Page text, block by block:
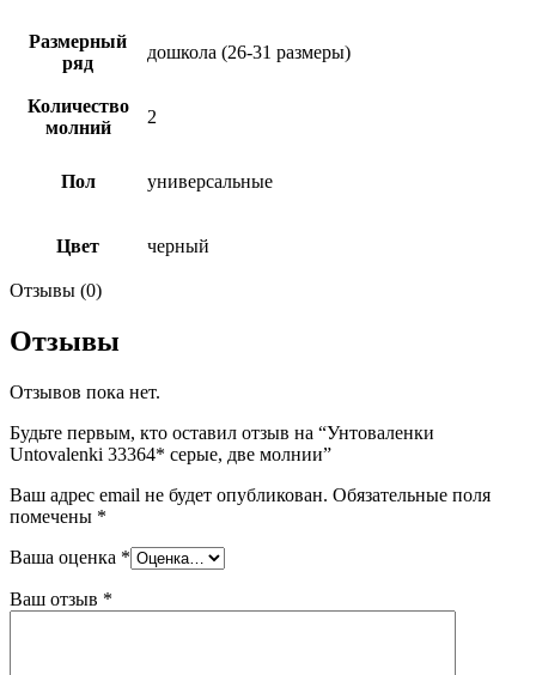
Размерный
ряд
дошкола (26-31 размеры)
Количество
молний
2
Пол универсальные
Цвет черный
Отзывы (0)
Отзывы
Отзывов пока нет.
Будьте первым, кто оставил отзыв на “Унтоваленки
Untovalenki 33364* серые, две молнии”
Ваш адрес email не будет опубликован. Обязательные поля
помечены *
Ваша оценка *
Ваш отзыв *